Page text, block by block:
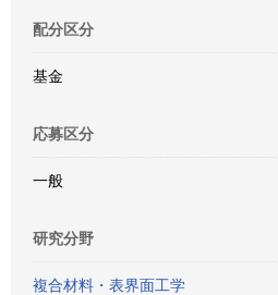
配分区分
基金
応募区分
一般
研究分野
複合材料・表界面工学